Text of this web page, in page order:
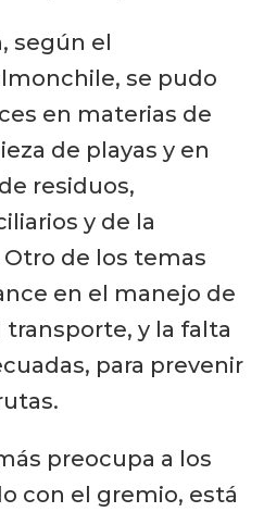
según el
se pudo
en materias de
de playas y en
residuos,
y de la
de los temas
en el manejo de
y la falta
para prevenir
preocupa a los
con el gremio, está